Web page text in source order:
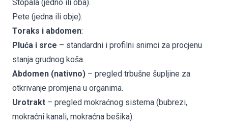
Stopala (jedno ili oba).
Pete (jedna ili obje).
Toraks i abdomen:
Pluća i srce – standardni i profilni snimci za procjenu
stanja grudnog koša.
Abdomen (nativno) – pregled trbušne šupljine za
otkrivanje promjena u organima.
Urotrakt – pregled mokraćnog sistema (bubrezi,
mokraćni kanali, mokraćna bešika).